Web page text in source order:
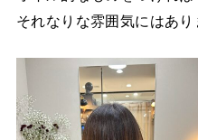
それなりな雰囲気にはあり